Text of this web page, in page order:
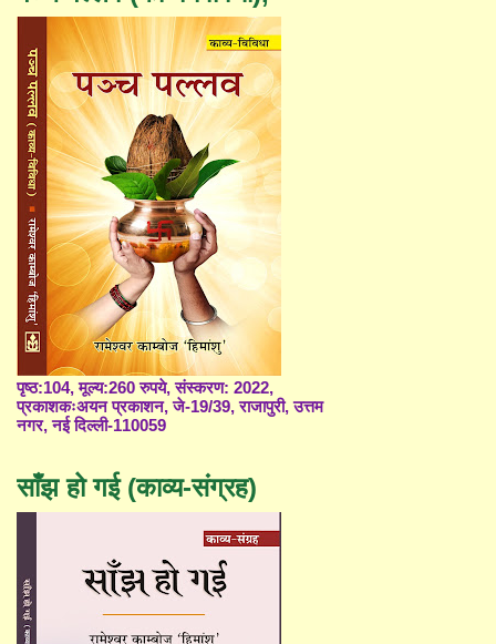
पृष्ठ:104, मूल्य:260 रुपये, संस्करण: 2022,
प्रकाशकःअयन प्रकाशन, जे-19/39, राजापुरी, उत्तम
नगर, नई दिल्ली-110059
साँझ हो गई (काव्य-संग्रह)